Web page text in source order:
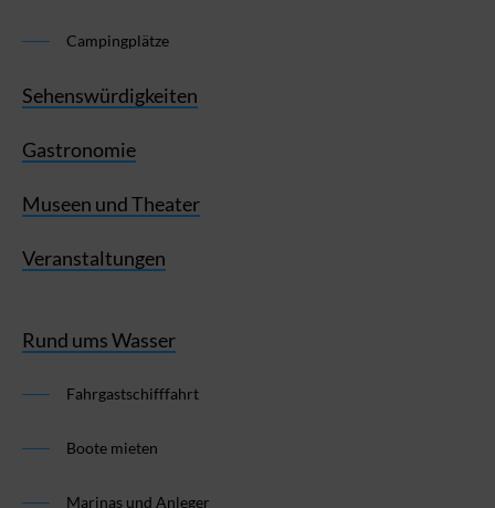
Campingplätze
Sehenswürdigkeiten
Gastronomie
Museen und Theater
Veranstaltungen
Rund ums Wasser
Fahrgastschifffahrt
Boote mieten
Marinas und Anleger